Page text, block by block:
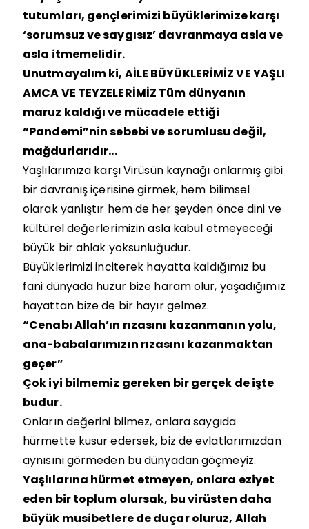
tutumları, gençlerimizi büyüklerimize karşı
‘sorumsuz ve saygısız’ davranmaya asla ve
asla itmemelidir.
Unutmayalım ki, AİLE BÜYÜKLERİMİZ VE YAŞLI
AMCA VE TEYZELERİMİZ Tüm dünyanın
maruz kaldığı ve mücadele ettiği
“Pandemi”nin sebebi ve sorumlusu değil,
mağdurlarıdır...
Yaşlılarımıza karşı Virüsün kaynağı onlarmış gibi
bir davranış içerisine girmek, hem bilimsel
olarak yanlıştır hem de her şeyden önce dini ve
kültürel değerlerimizin asla kabul etmeyeceği
büyük bir ahlak yoksunluğudur.
Büyüklerimizi inciterek hayatta kaldığımız bu
fani dünyada huzur bize haram olur, yaşadığımız
hayattan bize de bir hayır gelmez.
“Cenabı Allah’ın rızasını kazanmanın yolu,
ana-babalarımızın rızasını kazanmaktan
geçer”
Çok iyi bilmemiz gereken bir gerçek de işte
budur.
Onların değerini bilmez, onlara saygıda
hürmette kusur edersek, biz de evlatlarımızdan
aynısını görmeden bu dünyadan göçmeyiz.
Yaşlılarına hürmet etmeyen, onlara eziyet
eden bir toplum olursak, bu virüsten daha
büyük musibetlere de duçar oluruz, Allah